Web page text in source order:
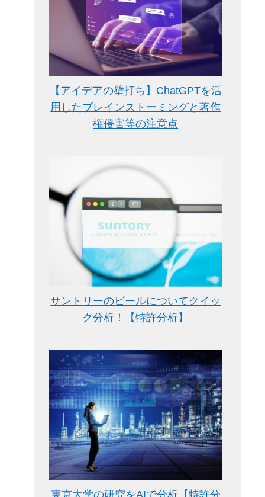
【アイデアの壁打ち】ChatGPTを活
用したブレインストーミングと著作
権侵害等の注意点
サントリーのビールについてクイッ
ク分析！【特許分析】